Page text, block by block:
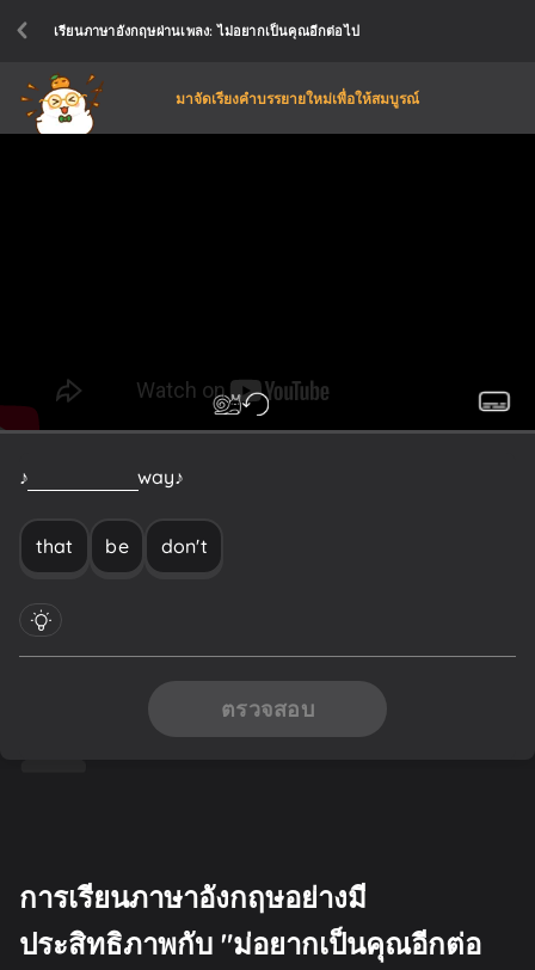
เรียนภาษาอังกฤษผ่านเพลง: ไม่อยากเป็นคุณอีกต่อไป
มาจัดเรียงคำบรรยายใหม่เพื่อให้สมบูรณ์
♪ way♪
that be don't
ตรวจสอบ
การเรียนภาษาอังกฤษอย่างมี
ประสิทธิภาพกับ "ม่อยากเป็นคุณอีกต่อ